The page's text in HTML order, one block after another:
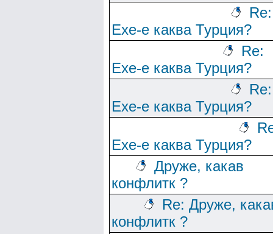
Re:
Ехе-е каква Турция?
Re:
Ехе-е каква Турция?
Re:
Ехе-е каква Турция?
Ехе-е каква Турция?
Друже, какав
конфлитк ?
Re: Друже,
конфлитк ?